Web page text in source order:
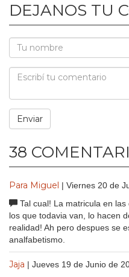
DEJANOS TU
38
Para Miguel | Viernes 20 de
Tal cual! La matricula en
los que todavia van, lo hacen
realidad! Ah pero despues se
analfabetismo.
Jaja | Jueves 19 de Junio de